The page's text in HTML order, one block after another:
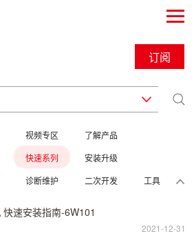
订阅
视频专区
了解产品
快速系列
安装升级
诊断维护 二次开发 工具
速安装指南-6W101
2021-12-31